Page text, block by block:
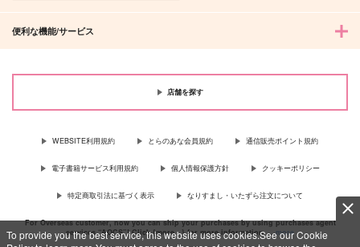
To provide you the best service, this website uses cookies.See our Cookie
便利な機能/サービス
店舗を探す
WEBSITE利用規約 とらのあな会員規約 通信販売ポイント規約
電子書籍サービス利用規約 個人情報保護方針 クッキーポリシー
特定商取引法に基づく表示 なりすまし・いたずら注文について
For Overseas customer, now you can ship your purchases by using purchases agent
services “AOCS”! Click {more…} for more information …more